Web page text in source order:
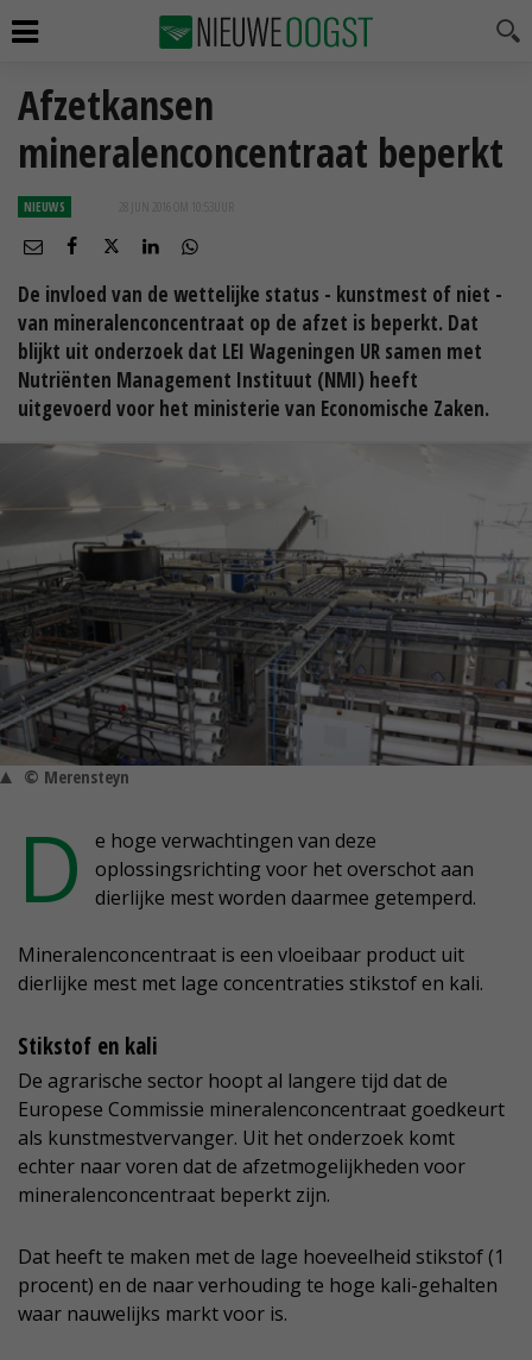
Afzetkansen
mineralenconcentraat beperkt
NIEUWS 28 JUN 2016 OM 10:53
De invloed van de wettelijke status - kunstmest of niet -
van mineralenconcentraat op de afzet is beperkt. Dat
blijkt uit onderzoek dat LEI Wageningen UR samen met
Nutriënten Management Instituut (NMI) heeft
uitgevoerd voor het ministerie van Economische Zaken.
© Merensteyn
D
e hoge verwachtingen van deze
oplossingsrichting voor het overschot aan
dierlijke mest worden daarmee getemperd.
Mineralenconcentraat is een vloeibaar product uit
dierlijke mest met lage concentraties stikstof en kali.
Stikstof en kali
De agrarische sector hoopt al langere tijd dat de
Europese Commissie mineralenconcentraat goedkeurt
als kunstmestvervanger. Uit het onderzoek komt
echter naar voren dat de afzetmogelijkheden voor
mineralenconcentraat beperkt zijn.
Dat heeft te maken met de lage hoeveelheid stikstof (1
procent) en de naar verhouding te hoge kali-gehalten
waar nauwelijks markt voor is.